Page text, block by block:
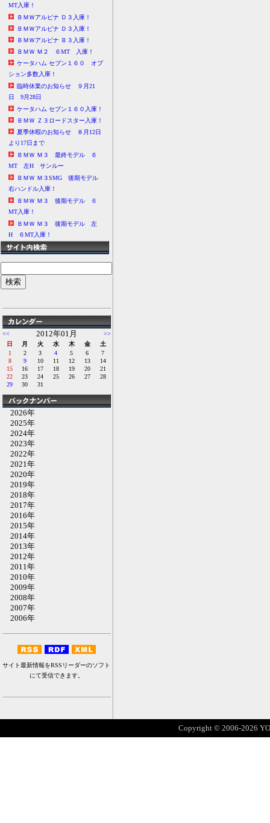
MT入庫！
ＢＭＷアルピナ Ｄ３入庫！
ＢＭＷアルピナ Ｄ３入庫！
ＢＭＷアルピナ Ｂ３入庫！
ＢＭＷ Ｍ２ ６MT 入庫！
ケータハム セブン１６０ オプ
ション多数入庫！
臨時休業のお知らせ ９月21
日 9月28日
ケータハム セブン１６０入庫！
ＢＭＷ Ｚ３ロードスター入庫！
夏季休暇のお知らせ ８月12日
より17日まで
ＢＭＷ Ｍ３ 最終モデル ６
MT 左H サンルー
ＢＭＷ Ｍ３SMG 後期モデル
右ハンドル入庫！
ＢＭＷ Ｍ３ 後期モデル ６
MT入庫！
ＢＭＷ Ｍ３ 後期モデル 左
H ６MT入庫！
<< 2012年01月
>>
日
月 火 水 木 金
土
1
2 3 4 5 6
7
8
9 10 11 12 13
14
15
16 17 18 19 20
21
22
23 24 25 26 27
28
29
30 31
2026年
2025年
2024年
2023年
2022年
2021年
2020年
2019年
2018年
2017年
2016年
2015年
2014年
2013年
2012年
2011年
2010年
2009年
2008年
2007年
2006年
サイト最新情報をRSSリーダーのソフト
にて受信できます。
Copyright © 2006-2026